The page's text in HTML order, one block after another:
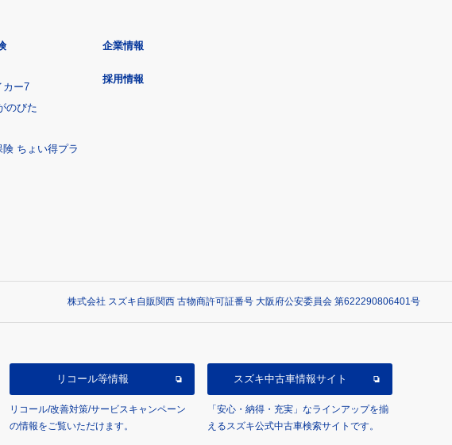
カー7
のびた
ちょい得プラ
企業情報
採用情報
株式会社 スズキ自販関西 古物商許可証番号 大阪府公安委員会 第622290806401号
リコール等情報
リコール/改善対策/サービスキャンペーン
の情報をご覧いただけます。
スズキ中古車情報サイト
「安心・納得・充実」なラインアップを揃
えるスズキ公式中古車検索サイトです。